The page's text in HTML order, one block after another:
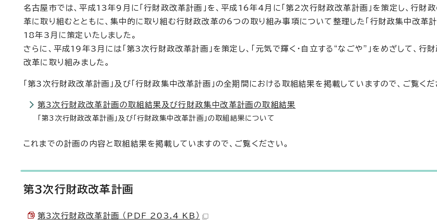
名古屋市では、平成13年9月に「行財政改革計画」を、平成16年4月に「第2次行財政改革計画」を策定し、行財
革に取り組むとともに、集中的に取り組む行財政改革の6つの取り組み事項について整理した「行財政集中改革計
18年3月に策定いたしました。
さらに、平成19年3月には「第3次行財政改革計画」を策定し、「元気で輝く・自立する“なごや”」をめざして、行
改革に取り組みました。
「第3次行財政改革計画」及び「行財政集中改革計画」の全期間における取組結果を掲載していますので、ご覧くだ
第3次行財政改革計画の取組結果及び行財政集中改革計画の取組結果
「第3次行財政改革計画」及び「行財政集中改革計画」の取組結果について
これまでの計画の内容と取組結果を掲載していますので、ご覧ください。
第3次行財政改革計画
第3次行財政改革計画 （PDF 203.4 KB）